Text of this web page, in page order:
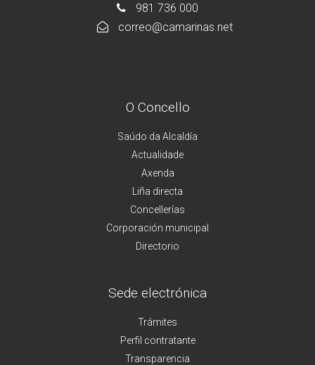
981 736 000
correo@camarinas.net
O Concello
Saúdo da Alcaldía
Actualidade
Axenda
Liña directa
Concellerías
Corporación municipal
Directorio
Sede electrónica
Trámites
Perfil contratante
Transparencia